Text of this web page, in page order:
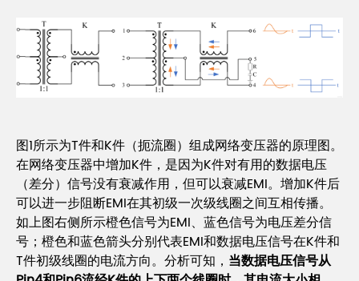
图1所示为T件和K件（扼流圈）组成网络变压器的原理图。
在网络变压器中增加K件，是因为K件对有用的数据电压
（差分）信号没有衰减作用，但可以衰减EMI。增加K件后
可以进一步阻断EMI在其初级一次级线圈之间互相传播。
如上图右侧所示橙色信号为EMI、蓝色信号为电压差分信
号；橙色和蓝色箭头分别代表EMI和数据电压信号在K件和
T件初级线圈的电流方向。分析可知， 当数据电压信号从